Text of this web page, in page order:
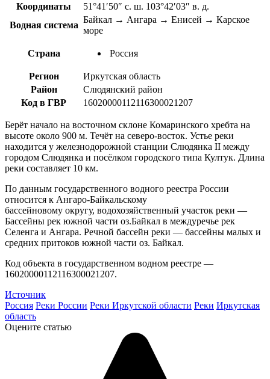
Координаты
51°41′50″ с. ш. 103°42′03″ в. д.
Водная система
Байкал → Ангара → Енисей → Карское
море
Страна Россия
Регион
Иркутская область
Район
Слюдянский район
Код в ГВР
16020000112116300021207
Берёт начало на восточном склоне Комаринского хребта на
высоте около 900 м. Течёт на северо-восток. Устье реки
находится у железнодорожной станции Слюдянка II между
городом Слюдянка и посёлком городского типа Култук. Длина
реки составляет 10 км.
По данным государственного водного реестра России
относится к Ангаро-Байкальскому
бассейновому округу, водохозяйственный участок реки —
Бассейны рек южной части оз.Байкал в междуречье рек
Селенга и Ангара. Речной бассейн реки — бассейны малых и
средних притоков южной части оз. Байкал.
Код объекта в государственном водном реестре —
16020000112116300021207.
Источник
Россия Реки России Реки Иркутской области Реки Иркутская
область
Оцените статью